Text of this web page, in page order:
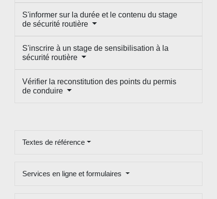
S'informer sur la durée et le contenu du stage
de sécurité routière
S'inscrire à un stage de sensibilisation à la
sécurité routière
Vérifier la reconstitution des points du permis
de conduire
Textes de référence
Services en ligne et formulaires